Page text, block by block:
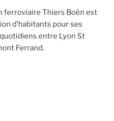
ferroviaire Thiers Boën est
d’habitants pour ses
entre Lyon St
Ferrand.